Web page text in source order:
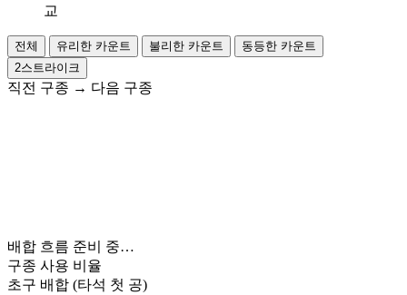
교
전체 유리한 카운트 불리한 카운트
동등한 카운트
2스트라이크
직전 구종 → 다음 구종
배합 흐름 준비 중…
구종 사용 비율
초구 배합 (타석 첫 공)